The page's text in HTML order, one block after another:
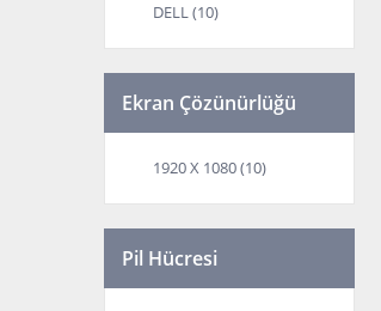
DELL (10)
Ekran Çözünürlüğü
1920 X 1080 (10)
Pil Hücresi